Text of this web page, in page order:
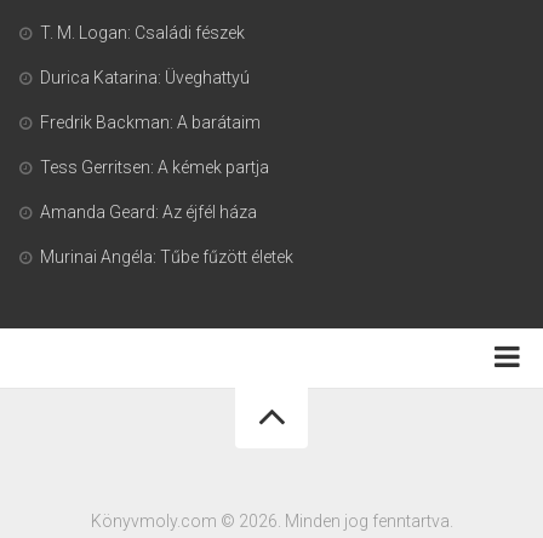
T. M. Logan: Családi fészek
Durica Katarina: Üveghattyú
Fredrik Backman: A barátaim
Tess Gerritsen: A kémek partja
Amanda Geard: Az éjfél háza
Murinai Angéla: Tűbe fűzött életek
Könyvmoly.com © 2026. Minden jog fenntartva.